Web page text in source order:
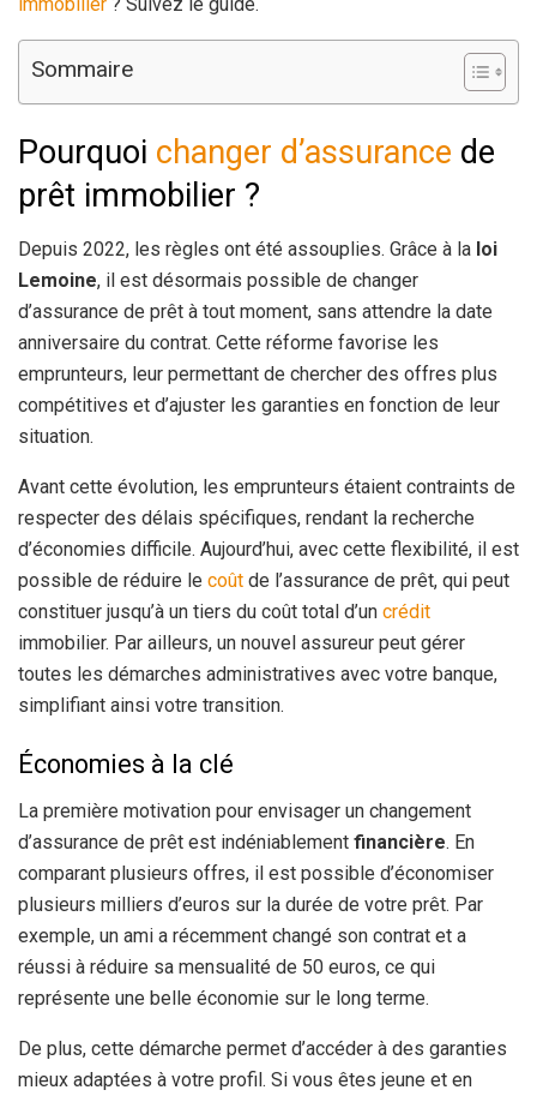
Sommaire
Pourquoi changer d’assurance de
prêt immobilier ?
Depuis 2022, les règles ont été assouplies. Grâce à la loi
Lemoine, il est désormais possible de changer
d’assurance de prêt à tout moment, sans attendre la date
anniversaire du contrat. Cette réforme favorise les
emprunteurs, leur permettant de chercher des offres plus
compétitives et d’ajuster les garanties en fonction de leur
situation.
Avant cette évolution, les emprunteurs étaient contraints de
respecter des délais spécifiques, rendant la recherche
d’économies difficile. Aujourd’hui, avec cette flexibilité, il est
possible de réduire le coût de l’assurance de prêt, qui peut
constituer jusqu’à un tiers du coût total d’un crédit
immobilier. Par ailleurs, un nouvel assureur peut gérer
toutes les démarches administratives avec votre banque,
simplifiant ainsi votre transition.
Économies à la clé
La première motivation pour envisager un changement
d’assurance de prêt est indéniablement financière. En
comparant plusieurs offres, il est possible d’économiser
plusieurs milliers d’euros sur la durée de votre prêt. Par
exemple, un ami a récemment changé son contrat et a
réussi à réduire sa mensualité de 50 euros, ce qui
représente une belle économie sur le long terme.
De plus, cette démarche permet d’accéder à des garanties
mieux adaptées à votre profil. Si vous êtes jeune et en